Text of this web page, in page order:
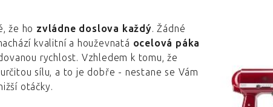
že ho zvládne doslova každý. Žádné
kvalitní a houževnatá ocelová páka
rychlost. Vzhledem k tomu, že
sílu, a to je dobře - nestane se Vám
otáčky.